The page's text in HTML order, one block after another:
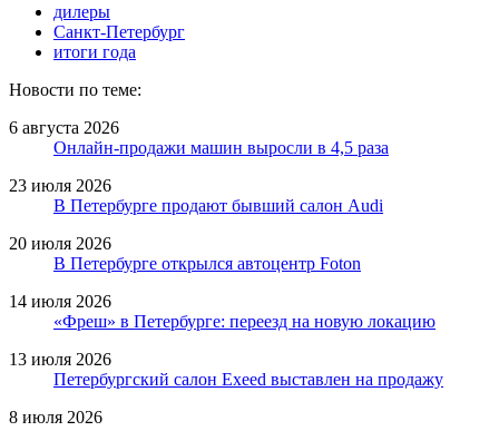
дилеры
Санкт-Петербург
итоги года
Новости по теме:
6 августа 2026
Онлайн-продажи машин выросли в 4,5 раза
23 июля 2026
В Петербурге продают бывший салон Audi
20 июля 2026
В Петербурге открылся автоцентр Foton
14 июля 2026
«Фреш» в Петербурге: переезд на новую локацию
13 июля 2026
Петербургский салон Exeed выставлен на продажу
8 июля 2026